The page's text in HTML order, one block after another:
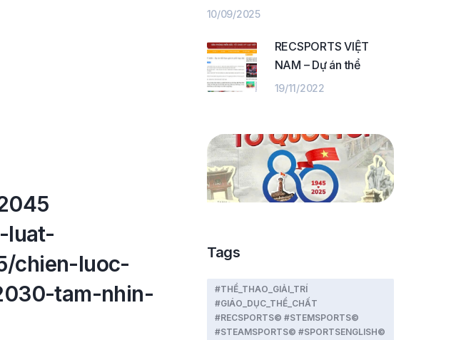
luat-
chien-luoc-
tam-nhin-
10/09/2025
RECSPORTS VIỆT
NAM – Dự án thể
19/11/2022
Tags
#THỂ_THAO_GIẢI_TRÍ
#GIÁO_DỤC_THỂ_CHẤT
#RECSPORTS© #STEMSPORTS©
#STEAMSPORTS© #SPORTSENGLISH©